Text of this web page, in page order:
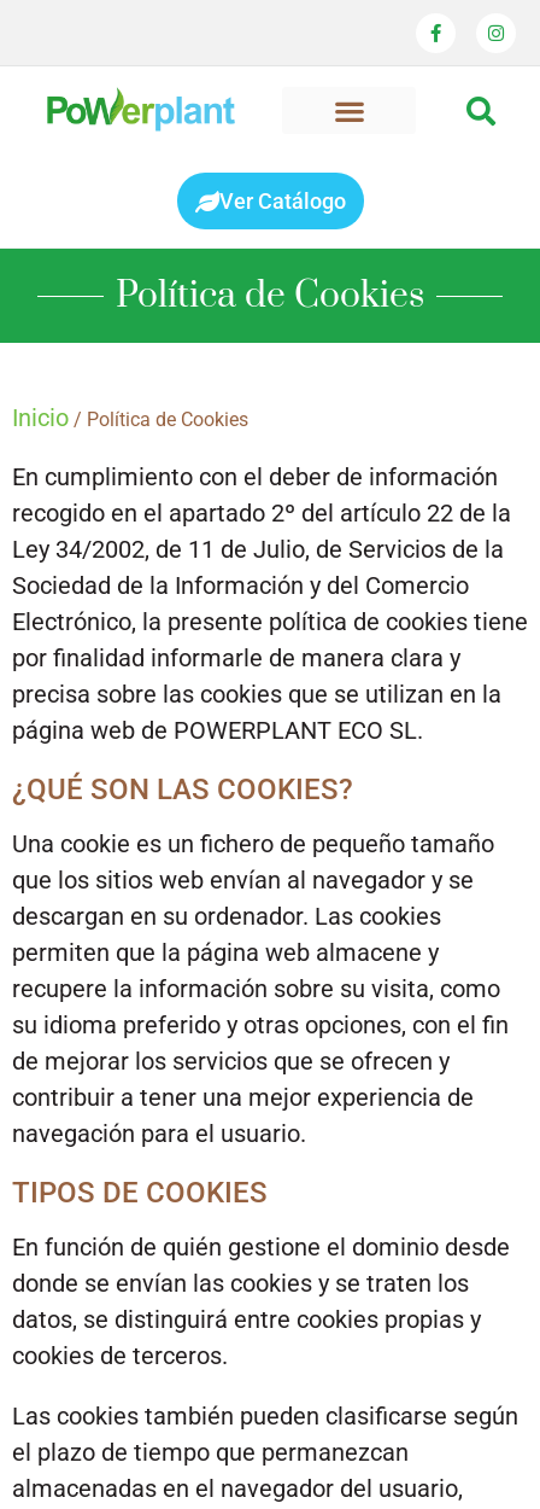
Ver Catálogo
Política de Cookies
Inicio / Política de Cookies
En cumplimiento con el deber de información
recogido en el apartado 2º del artículo 22 de la
Ley 34/2002, de 11 de Julio, de Servicios de la
Sociedad de la Información y del Comercio
Electrónico, la presente política de cookies tiene
por finalidad informarle de manera clara y
precisa sobre las cookies que se utilizan en la
página web de POWERPLANT ECO SL.
¿QUÉ SON LAS COOKIES?
Una cookie es un fichero de pequeño tamaño
que los sitios web envían al navegador y se
descargan en su ordenador. Las cookies
permiten que la página web almacene y
recupere la información sobre su visita, como
su idioma preferido y otras opciones, con el fin
de mejorar los servicios que se ofrecen y
contribuir a tener una mejor experiencia de
navegación para el usuario.
TIPOS DE COOKIES
En función de quién gestione el dominio desde
donde se envían las cookies y se traten los
datos, se distinguirá entre cookies propias y
cookies de terceros.
Las cookies también pueden clasificarse según
el plazo de tiempo que permanezcan
almacenadas en el navegador del usuario,